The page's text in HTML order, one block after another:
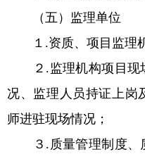
（五）监理单位
１.资质、项目监理机
２.监理机构项目现
况、监理人员持证上岗
师进驻现场情况；
３.质量管理制度、